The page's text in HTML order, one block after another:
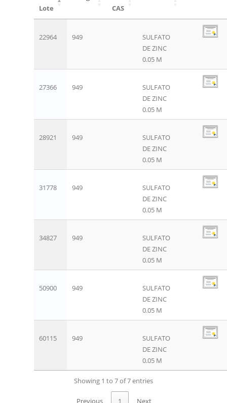
Lote
CAS
22964 949
SULFATO
DE ZINC
0.05 M
27366 949
SULFATO
DE ZINC
0.05 M
28921 949
SULFATO
DE ZINC
0.05 M
31778 949
SULFATO
DE ZINC
0.05 M
34827 949
SULFATO
DE ZINC
0.05 M
50900 949
SULFATO
DE ZINC
0.05 M
60115 949
SULFATO
DE ZINC
0.05 M
Showing 1 to 7 of 7 entries
Previous 1 Next